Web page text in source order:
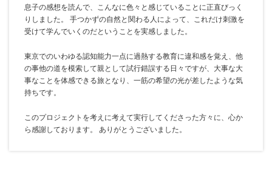
息子の感想を読んで、こんなに色々と感じていることに正直びっく
りしました。 手つかずの自然と関わる人によって、これだけ刺激を
受けて学んでいくのだということを実感しました。
東京でのいわゆる認知能力一点に過熱する教育に違和感を覚え、他
の事他の道を模索して親として試行錯誤する日々ですが、大事な大
事なことを体感できる旅となり、一筋の希望の光が差したような気
持ちです。
このプロジェクトを考えに考えて実行してくださった方々に、心か
ら感謝しております。 ありがとうございました。